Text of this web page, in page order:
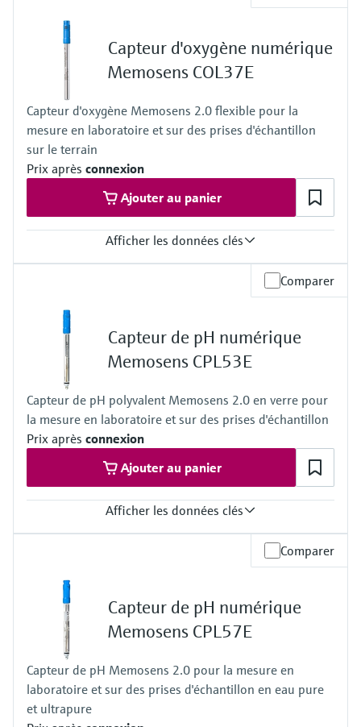
Température de process
0 à 100 °C (32 à212 °F)
Pression de process
1 bar, non conçue pour des mesures en continu en process
Capteur d'oxygène numérique
Memosens COL37E
Capteur d'oxygène Memosens 2.0 flexible pour la
mesure en laboratoire et sur des prises d'échantillon
sur le terrain
Prix après connexion
Ajouter au panier
Afficher les données clés
Température de process
–5 à +60 ˚C (23 à 140 ˚F)
Pression de process
1 bar, pas conçue pour des mesures en continu en process.
Comparer
Capteur de pH numérique
Memosens CPL53E
Capteur de pH polyvalent Memosens 2.0 en verre pour
la mesure en laboratoire et sur des prises d'échantillon
Prix après connexion
Ajouter au panier
Afficher les données clés
Température de process
–5 à 100 °C (23 à 212 °F) (Gamme d'application 0 à 80 °C (32 to
176 °F) )
Pression de process
1 bar, non conçue pour des mesures en continu en process
Comparer
Capteur de pH numérique
Memosens CPL57E
Capteur de pH Memosens 2.0 pour la mesure en
laboratoire et sur des prises d'échantillon en eau pure
et ultrapure